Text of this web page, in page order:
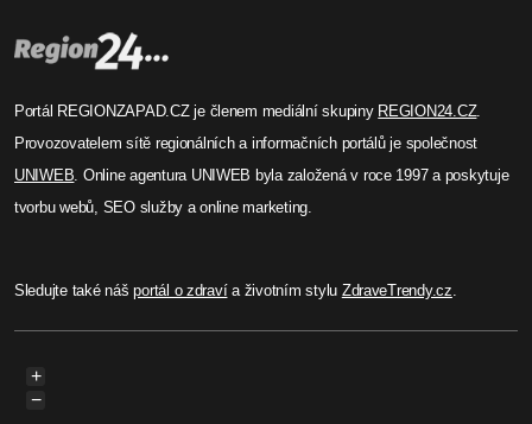
Portál REGIONZAPAD.CZ je členem mediální skupiny REGION24.CZ.
Provozovatelem sítě regionálních a informačních portálů je společnost
UNIWEB. Online agentura UNIWEB byla založená v roce 1997 a poskytuje
tvorbu webů, SEO služby a online marketing.
Sledujte také nášportál o zdravía životním stylu ZdraveTrendy.cz.
+
−